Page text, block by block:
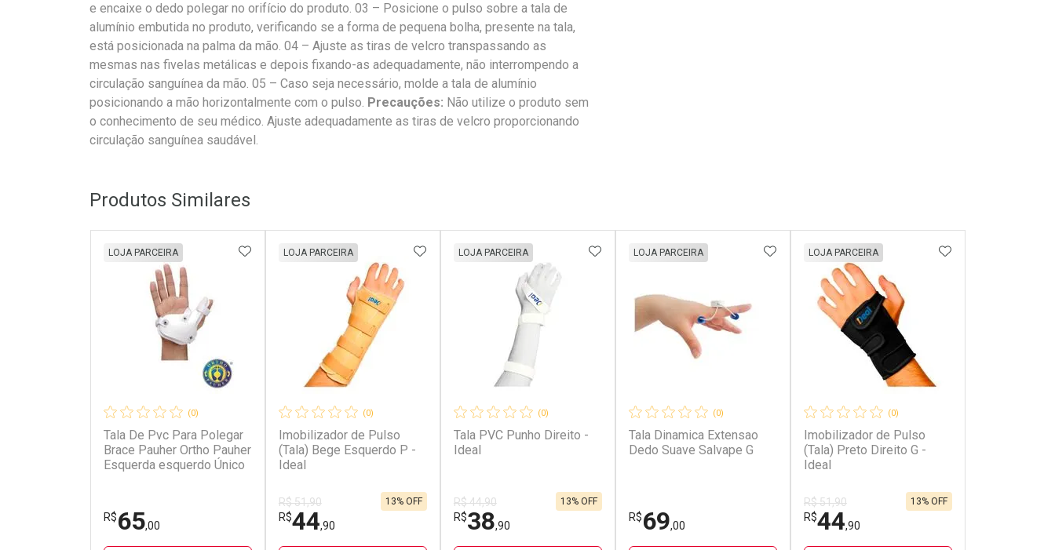
e encaixe o dedo polegar no orifício do produto. 03 – Posicione o pulso sobre a tala de
alumínio embutida no produto, verificando se a forma de pequena bolha, presente na tala,
está posicionada na palma da mão. 04 – Ajuste as tiras de velcro transpassando as
mesmas nas fivelas metálicas e depois fixando-as adequadamente, não interrompendo a
circulação sanguínea da mão. 05 – Caso seja necessário, molde a tala de alumínio
posicionando a mão horizontalmente com o pulso. Precauções: Não utilize o produto sem
o conhecimento de seu médico. Ajuste adequadamente as tiras de velcro proporcionando
circulação sanguínea saudável.
Produtos Similares
(0)
Tala De Pvc Para Polegar
Brace Pauher Ortho Pauher
Esquerda esquerdo Único
LOJA PARCEIRA
R$65,00
ADICIONAR AOS FAVORITOS
(0)
Imobilizador de Pulso
(Tala) Bege Esquerdo P -
Ideal
LOJA PARCEIRA
R$ 51,90
R$44,90
13% OFF
ADICIONAR AOS FAVORITOS
(0)
Tala PVC Punho Direito -
Ideal
LOJA PARCEIRA
R$ 44,90
R$38,90
13% OFF
ADICIONAR AOS FAVORITOS
(0)
Tala Dinamica Extensao
Dedo Suave Salvape G
LOJA PARCEIRA
R$69,00
ADICIONAR AOS FAVORITOS
(0)
Imobilizador de Pulso
(Tala) Preto Direito G -
Ideal
LOJA PARCEIRA
R$ 51,90
R$44,90
13% OFF
ADICIONAR AOS